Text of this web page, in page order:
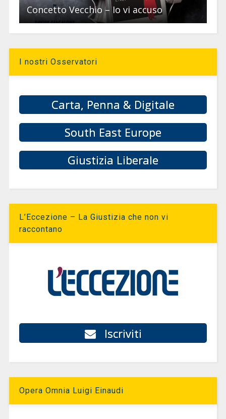
Concetto Vecchio – Io vi accuso
I nostri Osservatori
Carta, Penna & Digitale
South East Europe
Giustizia Liberale
L’Eccezione – La Giustizia che non vi
raccontano
Iscriviti
Opera Omnia Luigi Einaudi